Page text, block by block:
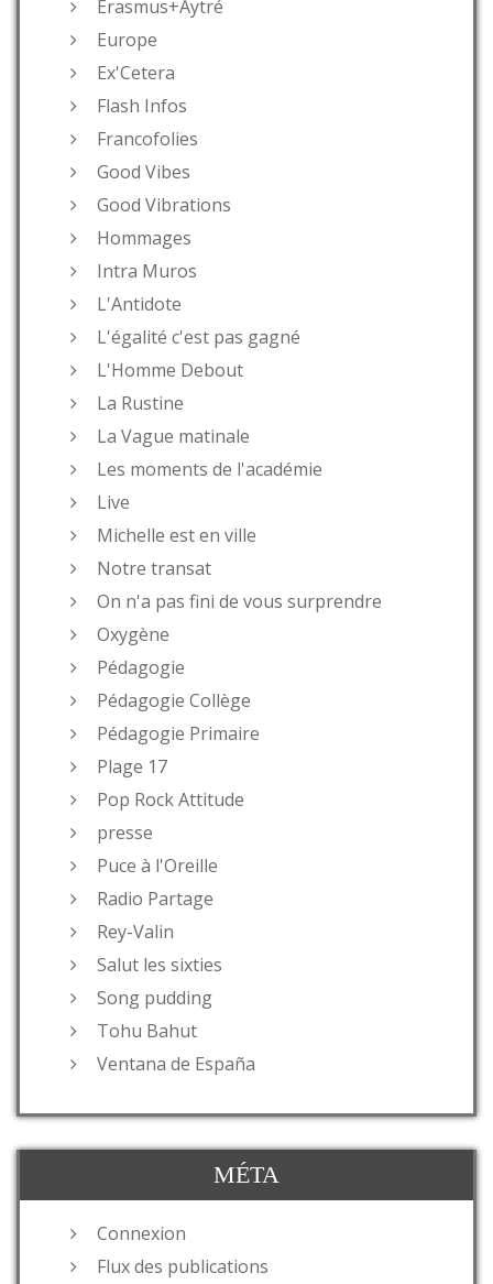
Erasmus+Aytré
Europe
Ex'Cetera
Flash Infos
Francofolies
Good Vibes
Good Vibrations
Hommages
Intra Muros
L'Antidote
L'égalité c'est pas gagné
L'Homme Debout
La Rustine
La Vague matinale
Les moments de l'académie
Live
Michelle est en ville
Notre transat
On n'a pas fini de vous surprendre
Oxygène
Pédagogie
Pédagogie Collège
Pédagogie Primaire
Plage 17
Pop Rock Attitude
presse
Puce à l'Oreille
Radio Partage
Rey-Valin
Salut les sixties
Song pudding
Tohu Bahut
Ventana de España
MÉTA
Connexion
Flux des publications